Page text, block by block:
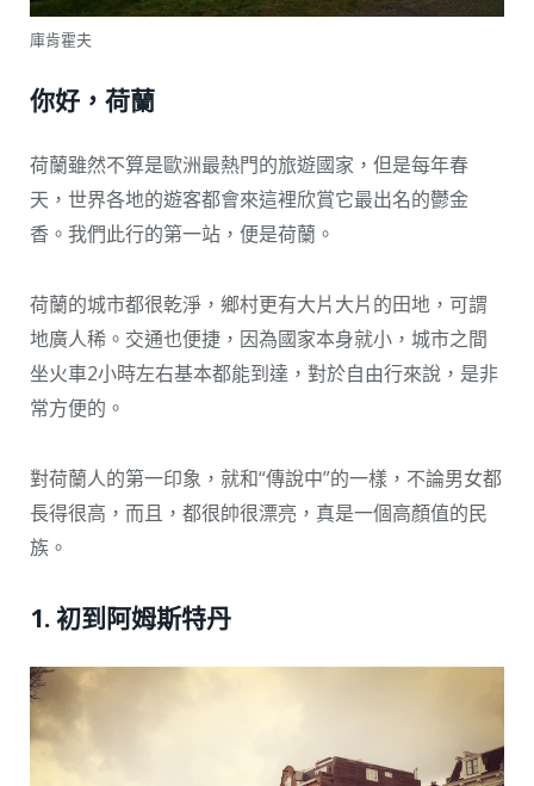
庫肯霍夫
你好，荷蘭
荷蘭雖然不算是歐洲最熱門的旅遊國家，但是每年春
天，世界各地的遊客都會來這裡欣賞它最出名的鬱金
香。我們此行的第一站，便是荷蘭。
荷蘭的城市都很乾淨，鄉村更有大片大片的田地，可謂
地廣人稀。交通也便捷，因為國家本身就小，城市之間
坐火車2小時左右基本都能到達，對於自由行來說，是非
常方便的。
對荷蘭人的第一印象，就和“傳說中”的一樣，不論男女都
長得很高，而且，都很帥很漂亮，真是一個高顏值的民
族。
1. 初到阿姆斯特丹